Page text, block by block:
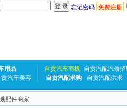
忘记密码 免费注册
用品
贡汽车美容
自贡汽车商机 自贡汽配汽修招
自贡汽配求购
自贡汽配供求
配件商家